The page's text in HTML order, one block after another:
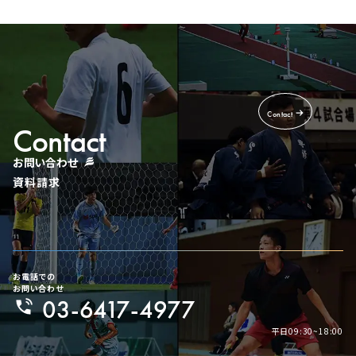
お問い合わせ
Contact
資料請求
お電話での
お問い合わせ
03-6417-4977
平日09:30~18:00
Contact